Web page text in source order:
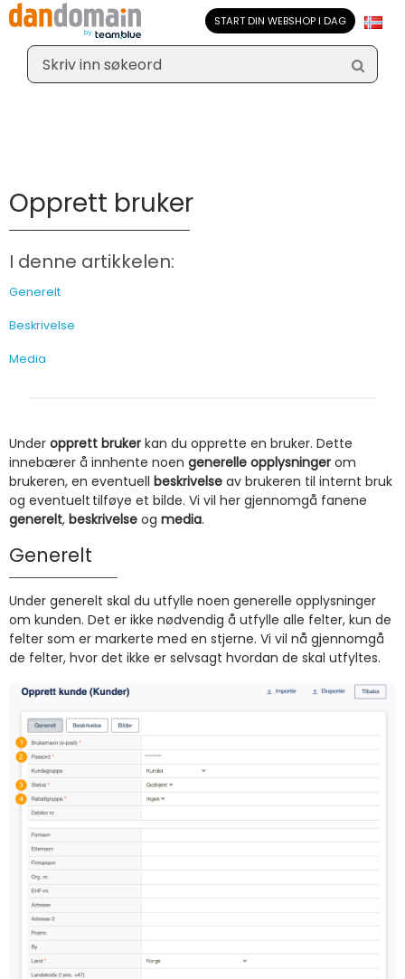
START DIN WEBSHOP I DAG
Opprett bruker
I denne artikkelen:
Generelt
Beskrivelse
Media
Under opprett bruker kan du opprette en bruker. Dette
innebærer å innhente noen generelle opplysninger om
brukeren, en eventuell beskrivelse av brukeren til internt bruk
og eventuelt tilføye et bilde. Vi vil her gjennomgå fanene
generelt, beskrivelse og media.
Generelt
Under generelt skal du utfylle noen generelle opplysninger
om kunden. Det er ikke nødvendig å utfylle alle felter, kun de
felter som er markerte med en stjerne. Vi vil nå gjennomgå
de felter, hvor det ikke er selvsagt hvordan de skal utfyltes.